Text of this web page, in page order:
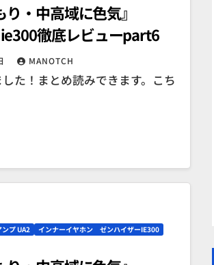
り・中高域に色気』
徹底レビューpart6
MANOTCH
た！まとめ読みできます。こち
プ UA2
インナーイヤホン ゼンハイザーIE300